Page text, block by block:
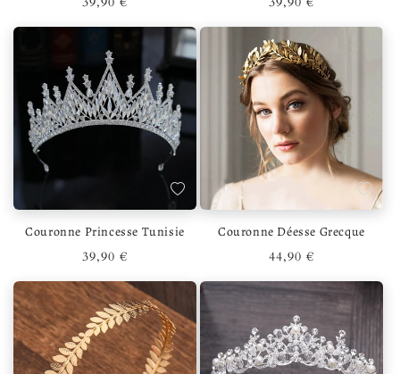
Ajouter à la liste de souhaits
Couronne Princesse Tunisie
Prix habituel
39,90 €
Ajouter
Couronne Déesse Grecque
Prix habituel
44,90 €